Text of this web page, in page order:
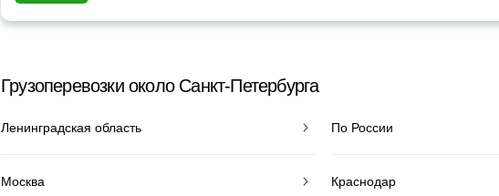
Грузоперевозки около Санкт-Петербурга
Ленинградская область По России
Москва Краснодар